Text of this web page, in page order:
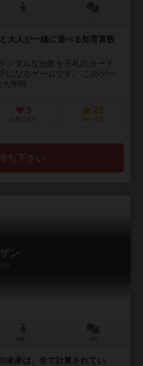
大人が一緒に遊べる知育算数
ンダムな分数を手札のカード
になるゲームです。 このゲー
学附...
3
お気に入り
21
持ってる
ち下さい
ン
未来は、全て計算されてい